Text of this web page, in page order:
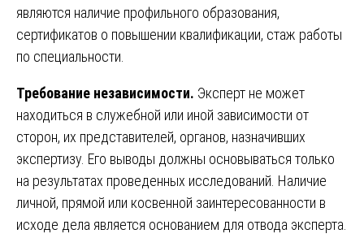
являются наличие профильного образования,
сертификатов о повышении квалификации, стаж работы
по специальности.
Требование независимости. Эксперт не может
находиться в служебной или иной зависимости от
сторон, их представителей, органов, назначивших
экспертизу. Его выводы должны основываться только
на результатах проведенных исследований. Наличие
личной, прямой или косвенной заинтересованности в
исходе дела является основанием для отвода эксперта.